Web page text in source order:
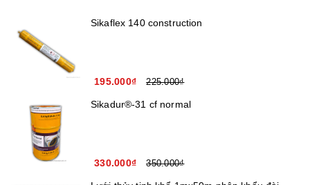
Sikaflex 140 construction
195.000₫ 225.000₫
Sikadur®-31 cf normal
330.000₫ 350.000₫